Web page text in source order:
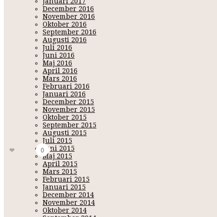
December 2016
November 2016
Oktober 2016
September 2016
Augusti 2016
Juli 2016
Juni 2016
Maj 2016
April 2016
Mars 2016
Februari 2016
Januari 2016
December 2015
November 2015
Oktober 2015
September 2015
Augusti 2015
Juli 2015
Juni 2015
Maj 2015
April 2015
Mars 2015
Februari 2015
Januari 2015
December 2014
November 2014
Oktober 2014
10. Tio personer jag vill se göra denna utmaningen?
Martina
Veronica
Marieangel
0
8